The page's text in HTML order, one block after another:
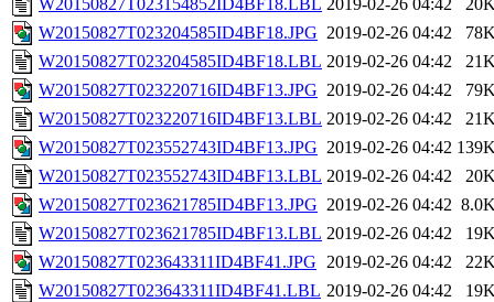
W20150827T023154852ID4BF18.LBL 2019-02-26 04:42
W20150827T023204585ID4BF18.JPG 2019-02-26 04:42
W20150827T023204585ID4BF18.LBL 2019-02-26 04:42
W20150827T023220716ID4BF13.JPG 2019-02-26 04:42
W20150827T023220716ID4BF13.LBL 2019-02-26 04:42
W20150827T023552743ID4BF13.JPG 2019-02-26 04:42
W20150827T023552743ID4BF13.LBL 2019-02-26 04:42
W20150827T023621785ID4BF13.JPG 2019-02-26 04:42
W20150827T023621785ID4BF13.LBL 2019-02-26 04:42
W20150827T023643311ID4BF41.JPG 2019-02-26 04:42
W20150827T023643311ID4BF41.LBL 2019-02-26 04:42